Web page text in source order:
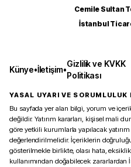
Cemile Sultan
İstanbul
Künye•İletişim•
Gizlilik ve KVKK
Politikası
YASAL UYARI VE SORUMLULUK
Bu sayfada yer alan bilgi, yorum ve
değildir. Yatırım kararları, kişisel mali
göre yetkili kurumlarla yapılacak
değerlendirilmelidir. İçeriklerin
gösterilmekle birlikte, olası hata,
kullanımından doğabilecek